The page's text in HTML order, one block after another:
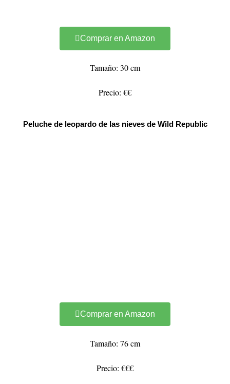
Comprar en Amazon
Tamaño: 30 cm
Precio: €€
Peluche de leopardo de las nieves de Wild Republic
Comprar en Amazon
Tamaño: 76 cm
Precio: €€€